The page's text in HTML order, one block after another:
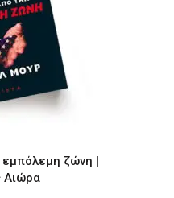
ζώνη |
Αιώρα